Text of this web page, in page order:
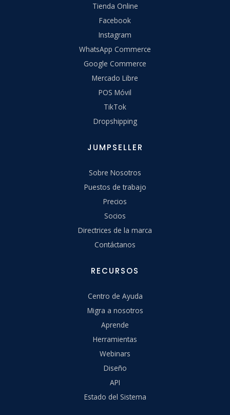
Tienda Online
Facebook
Instagram
WhatsApp Commerce
Google Commerce
Mercado Libre
POS Móvil
TikTok
Dropshipping
JUMPSELLER
Sobre Nosotros
Puestos de trabajo
Precios
Socios
Directrices de la marca
Contáctanos
RECURSOS
Centro de Ayuda
Migra a nosotros
Aprende
Herramientas
Webinars
Diseño
API
Estado del Sistema